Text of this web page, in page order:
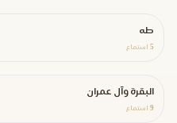
طه
5 استماع
البقرة وآل عمران
9 استماع